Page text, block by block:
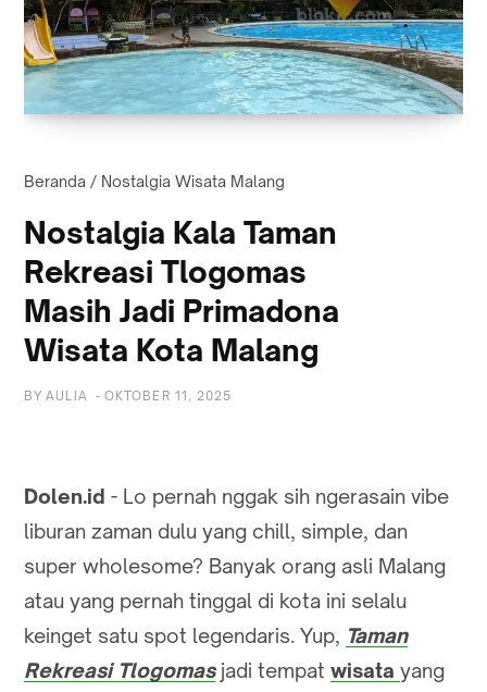
Beranda / Nostalgia Wisata Malang
Nostalgia Kala Taman
Rekreasi Tlogomas
Masih Jadi Primadona
Wisata Kota Malang
BY AULIA - OKTOBER 11, 2025
Dolen.id - Lo pernah nggak sih ngerasain vibe
liburan zaman dulu yang chill, simple, dan
super wholesome? Banyak orang asli Malang
atau yang pernah tinggal di kota ini selalu
keinget satu spot legendaris. Yup, Taman
Rekreasi Tlogomasjadi tempat wisata yang